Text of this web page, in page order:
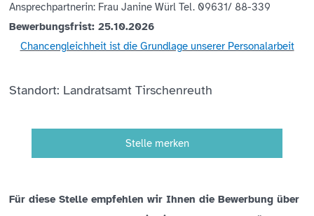
Ansprechpartnerin: Frau Janine Würl Tel. 09631/ 88-339
Bewerbungsfrist: 25.10.2026
Chancengleichheit ist die Grundlage unserer Personalarbeit
Standort: Landratsamt Tirschenreuth
Stelle merken
Für diese Stelle empfehlen wir Ihnen die Bewerbung über